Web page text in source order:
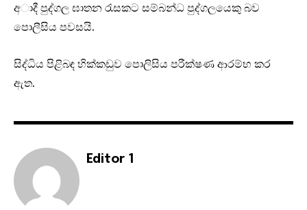
අාදී පුද්ගල ඝාතන රැසකට සම්බන්ධ පුද්ගලයෙකු බව
පොලීසිය පවසයි.
සිද්ධිය පිළිබඳ හික්කඩුව පොලිසිය පරීක්ෂණ ආරම්භ කර
ඇත.
Editor 1